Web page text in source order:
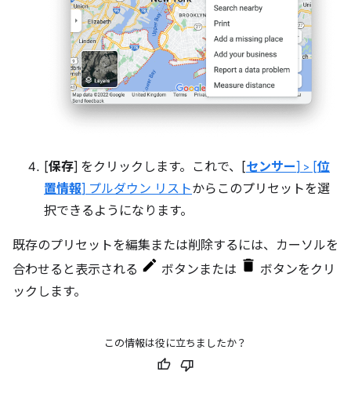
[保存] をクリックします。これで、[センサー] > [位
置情報] プルダウン リストからこのプリセットを選
択できるようになります。
既存のプリセットを編集または削除するには、カーソルを
合わせると表示される
ボタンまたは
ボタンをクリ
ックします。
この情報は役に立ちましたか？